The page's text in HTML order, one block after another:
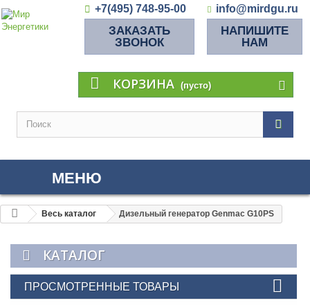
+7(495) 748-95-00 info@mirdgu.ru
ЗАКАЗАТЬ
ЗВОНОК
НАПИШИТЕ
НАМ
КОРЗИНА (пусто)
МЕНЮ
Весь каталог Дизельный генератор Genmac G10PS
КАТАЛОГ
ПРОСМОТРЕННЫЕ ТОВАРЫ